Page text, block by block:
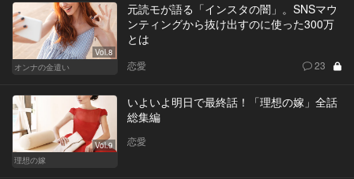
Vol.8
オンナの金遣い
元読モが語る「インスタの闇」。SNSマウ
ンティングから抜け出すのに使った300万
とは
恋愛 23
Vol.9
理想の嫁
いよいよ明日で最終話！「理想の嫁」全話
総集編
恋愛